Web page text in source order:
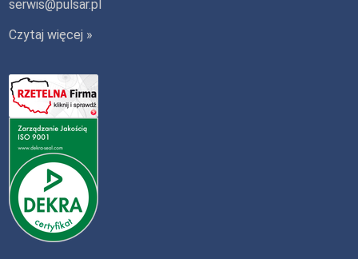
serwis@pulsar.pl
Czytaj więcej »